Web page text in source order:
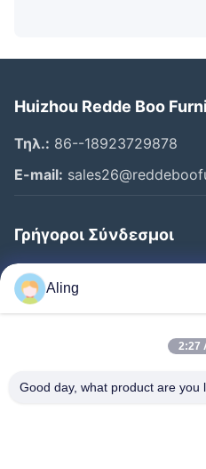
Huizhou Redde Boo
Τηλ.: 86--18923729878
E-mail:
Γρήγοροι Σύνδεσμοι
Αρχική Σελίδα
Προϊόντα
Γύρος Εργοστασίων
Aling
2:27
Good day, what product are you